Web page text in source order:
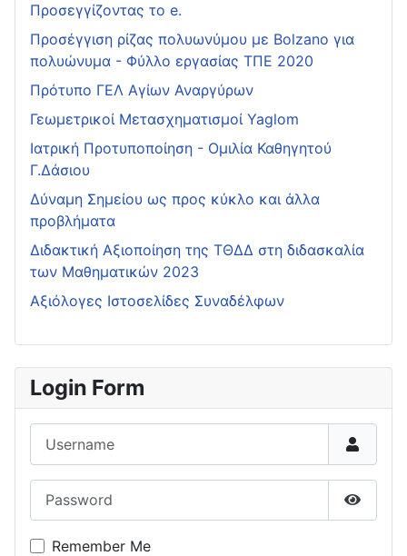
Προσεγγίζοντας το e.
Προσέγγιση ρίζας πολυωνύμου με Bolzano για
πολυώνυμα - Φύλλο εργασίας ΤΠΕ 2020
Πρότυπο ΓΕΛ Αγίων Αναργύρων
Γεωμετρικοί Μετασχηματισμοί Yaglom
Ιατρική Προτυποποίηση - Ομιλία Καθηγητού
Γ.Δάσιου
Δύναμη Σημείου ως προς κύκλο και άλλα
προβλήματα
Διδακτική Αξιοποίηση της ΤΘΔΔ στη διδασκαλία
των Μαθηματικών 2023
Αξιόλογες Ιστοσελίδες Συναδέλφων
Login Form
Show
Remember Me